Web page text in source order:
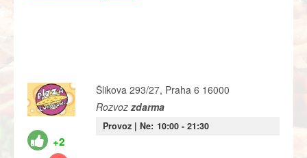
+2
Šlikova 293/27, Praha 6 16000
Rozvoz zdarma
Provoz | Ne: 10:00- 21:30